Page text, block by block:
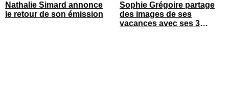
Nathalie Simard annonce
le retour de son émission
Sophie Grégoire partage
des images de ses
vacances avec ses 3